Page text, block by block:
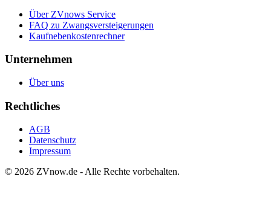
Über ZVnows Service
FAQ zu Zwangsversteigerungen
Kaufnebenkostenrechner
Unternehmen
Über uns
Rechtliches
AGB
Datenschutz
Impressum
© 2026 ZVnow.de - Alle Rechte vorbehalten.